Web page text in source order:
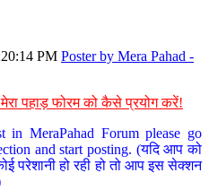
PM Poster by Mera Pahad -
पहाड़ फोरम को कैसे प्रयोग करें!
MeraPahad Forum please go
and start posting. (यदि आप को
परेशानी हो रही हो तो आप इस सेक्शन